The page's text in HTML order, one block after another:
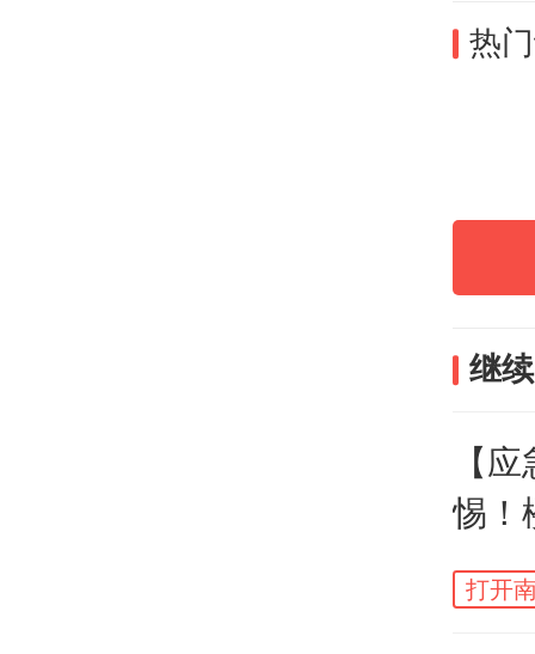
“小
往往
最熟
一
热
继
【
惕！
打开